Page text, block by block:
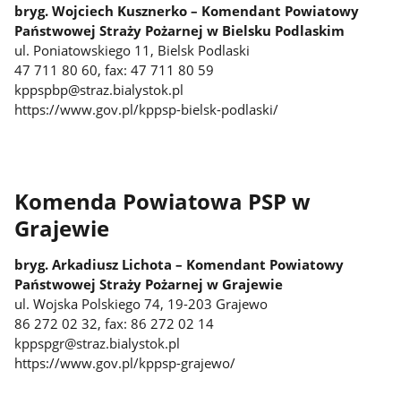
bryg. Wojciech Kusznerko – Komendant Powiatowy
Państwowej Straży Pożarnej w Bielsku Podlaskim
ul. Poniatowskiego 11, Bielsk Podlaski
47 711 80 60, fax: 47 711 80 59
kppspbp@straz.bialystok.pl
https://www.gov.pl/kppsp-bielsk-podlaski/
Komenda Powiatowa PSP w
Grajewie
bryg. Arkadiusz Lichota – Komendant Powiatowy
Państwowej Straży Pożarnej w Grajewie
ul. Wojska Polskiego 74, 19-203 Grajewo
86 272 02 32, fax: 86 272 02 14
kppspgr@straz.bialystok.pl
https://www.gov.pl/kppsp-grajewo/